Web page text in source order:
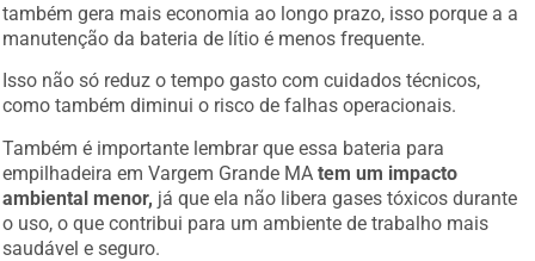
também gera mais economia ao longo prazo, isso porque a a
manutenção da bateria de lítio é menos frequente.
Isso não só reduz o tempo gasto com cuidados técnicos,
como também diminui o risco de falhas operacionais.
Também é importante lembrar que essa bateria para
empilhadeira em Vargem Grande MAtem um impacto
ambiental menor, já que ela não libera gases tóxicos durante
o uso, o que contribui para um ambiente de trabalho mais
saudável e seguro.